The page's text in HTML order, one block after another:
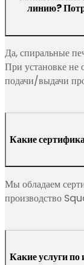
линию?
Да, спиральные
При установке не
подачи/выдачи
Какие
Мы обладаем
производство
Какие услуги